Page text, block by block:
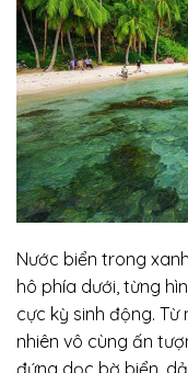
Nước biển trong
hô phía dưới, từng
cực kỳ sinh động.
nhiên vô cùng ấn
đứng dọc bờ biển,